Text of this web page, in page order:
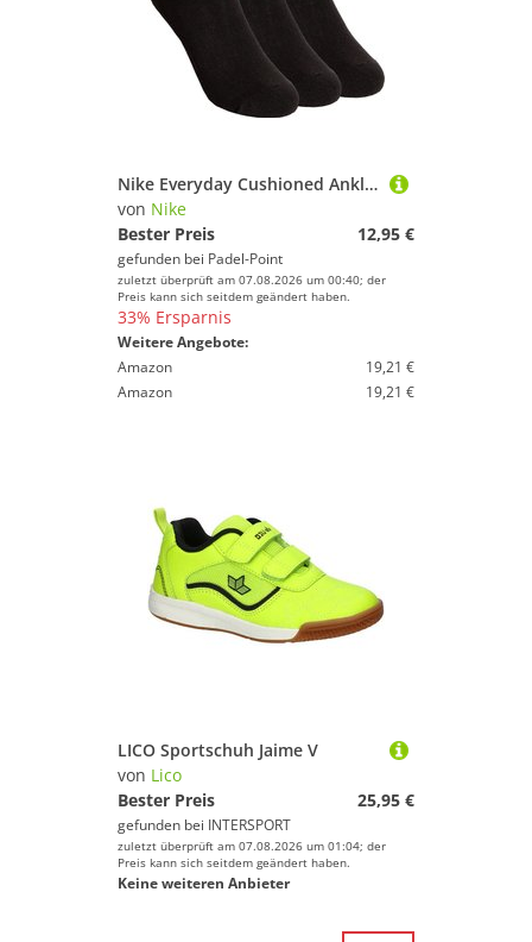
Nike Everyday Cushioned Ankle Tennissocken 3er Pack Unisex
von Nike
Bester Preis
12,95 €
gefunden bei Padel-Point
zuletzt überprüft am 07.08.2026 um 00:40; der
Preis kann sich seitdem geändert haben.
33% Ersparnis
Weitere Angebote:
Amazon
19,21 €
Amazon
19,21 €
LICO Sportschuh Jaime V
von Lico
Bester Preis
25,95 €
gefunden bei INTERSPORT
zuletzt überprüft am 07.08.2026 um 01:04; der
Preis kann sich seitdem geändert haben.
Keine weiteren Anbieter